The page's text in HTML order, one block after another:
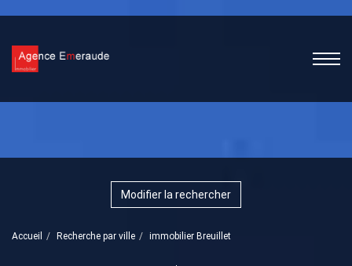
Modifier la rechercher
Accueil Recherche par ville immobilier Breuillet